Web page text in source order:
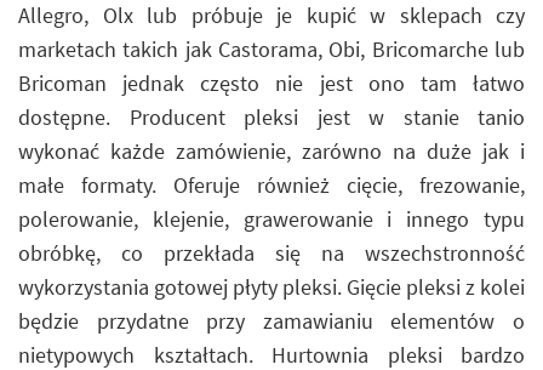
Allegro, Olx lub próbuje je kupić w sklepach czy
marketach takich jak Castorama, Obi, Bricomarche lub
Bricoman jednak często nie jest ono tam łatwo
dostępne. Producent pleksi jest w stanie tanio
wykonać każde zamówienie, zarówno na duże jak i
małe formaty. Oferuje również cięcie, frezowanie,
polerowanie, klejenie, grawerowanie i innego typu
obróbkę, co przekłada się na wszechstronność
wykorzystania gotowej płyty pleksi. Gięcie pleksi z kolei
będzie przydatne przy zamawianiu elementów o
nietypowych kształtach. Hurtownia pleksi bardzo